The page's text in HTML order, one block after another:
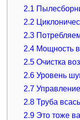
2.1
2.2
2.3
2.4 Мощность
2.5 Очистка
2.6 Уровень
2.7
2.8 Труба
2.9 Это тоже